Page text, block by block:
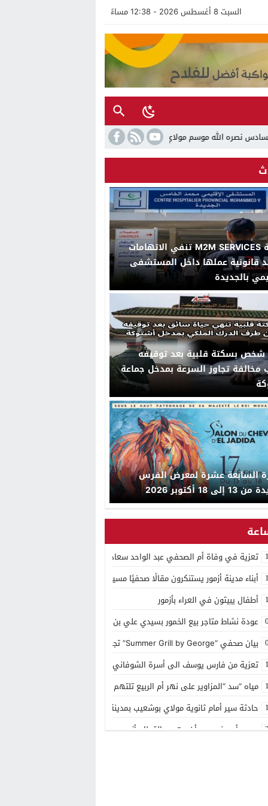
السبت 8 أغسطس 2026 - 12:38 مساءً
جديدة تجمع بين الأصالة والتحديث والإشعاع الدولي
شركة M2M SERVICES تنفي الاتهامات
قانونية عملها داخل المستشفى
بالجديدة
شخص بسكتة قلبية بعد توقيفه
مخالفة تجاوز السرعة بمدخل جماعة
السابعة عشرة لمعرض الفرس
18 أكتوبر 2026
تعزية في وفاة أم الصحفي عبد الواحد سعادي
أبناء مدينة أزمور يستنكرون مقالًا صحفيًا مسيئًا إلى مدينتهم
أطفال يبيتون في العراء بأزمور
عودة نشاط متاجر بيع الخمور بسيدي علي بن حمدوش يخلف استياء كبير
بيان صحفي “Summer Grill by George” تجربة ذوقية موسمية جديدة بمنتجع مازغان
تعزية من فارس يوسف الى أسرة الشوفاني بأزمور
مياه “سد “المزاوير على نهر أم الربيع تلتهم قاصر
حادثة سير أمام ثانوية مولاي بوشعيب بمدينة أزمور
مصرع أربعيني بعد أن دهسه القطار بأزمور